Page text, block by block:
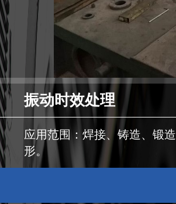
振动时效处理
应用范围：焊接、铸造、锻
形。